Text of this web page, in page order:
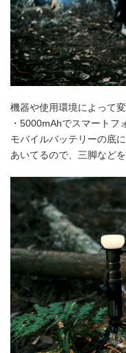
機器や使用環境によって
・5000mAhでスマートフ
モバイルバッテリーの底
あいてるので、三脚など